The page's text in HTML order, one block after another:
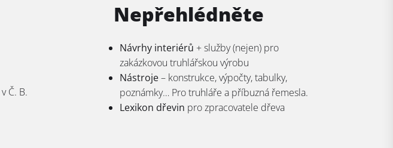
Č. B.
Nepřehlédněte
Návrhy interiérů + služby (nejen) pro
zakázkovou truhlářskou výrobu
Nástroje– konstrukce, výpočty, tabulky,
poznámky… Pro truhláře a příbuzná řemesla.
Lexikon dřevin pro zpracovatele dřeva